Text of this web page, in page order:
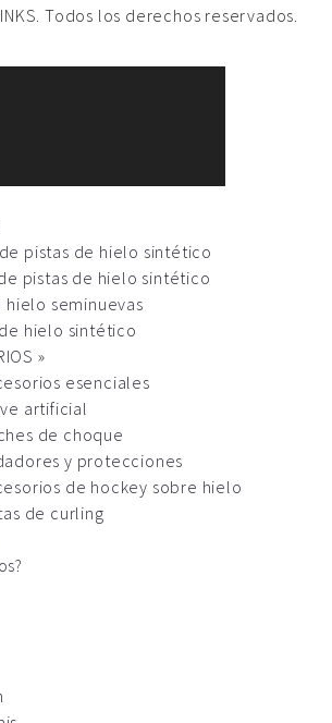
Todos los derechos reservados.
pistas de hielo sintético
pistas de hielo sintético
hielo seminuevas
hielo sintético
»
esenciales
artificial
de choque
y protecciones
de hockey sobre hielo
de curling